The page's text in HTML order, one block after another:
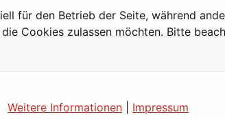
für den Betrieb der Seite, während
Cookies zulassen möchten. Bitte
Weitere Informationen
Impressum